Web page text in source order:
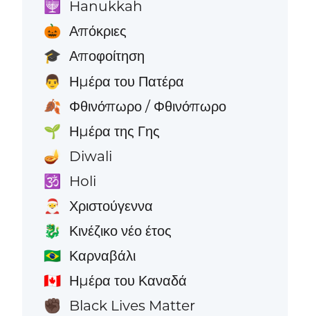
🕎 Hanukkah
🎃 Απόκριες
🎓 Αποφοίτηση
👨 Ημέρα του Πατέρα
🍂 Φθινόπωρο / Φθινόπωρο
🌱 Ημέρα της Γης
🪔 Diwali
🕉️ Holi
🎅 Χριστούγεννα
🐉 Κινέζικο νέο έτος
🇧🇷 Καρναβάλι
🇨🇦 Ημέρα του Καναδά
✊🏿 Black Lives Matter